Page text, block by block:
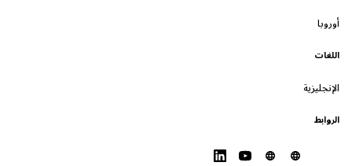
أوروبا
اللغات
الإنجليزية
الروابط